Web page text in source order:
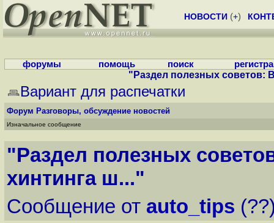
НОВОСТИ (+)
форумы помощь поиск
"Раздел полезных советов:
Вариант для распечатки
Форум Разговоры, обсуждение новостей
Изначальное сообщение
"Раздел полезных
хинтинга ш..."
Сообщение от auto_tips